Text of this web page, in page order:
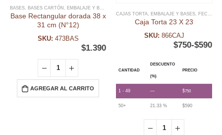
BASES BASES CARTÓN EMBALAJE Y BASES
Base Rectangular dorada 38 x
31 cm (N°12)
SKU: 473BAS
$1.390
AGREGAR AL CARRITO
CAJAS TORTA, EMBALAJE Y BASES, FECHAS ESPECIALES
Caja Torta 23 X 23
SKU: 866CAJ
$590
-
$750
CANTIDAD
DESCUENTO
(%)
PRECIO
1 - 49 — $750
50+ 21.33 % $590